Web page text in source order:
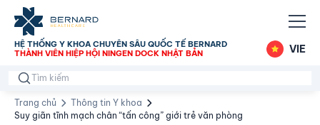
HỆ THỐNG Y KHOA CHUYÊN SÂU QUỐC TẾ BERNARD
THÀNH VIÊN HIỆP HỘI NINGEN DOCK NHẬT BẢN
VIE
Trang chủ
Thông tin Y khoa
Suy giãn tĩnh mạch chân “tấn công” giới trẻ văn phòng